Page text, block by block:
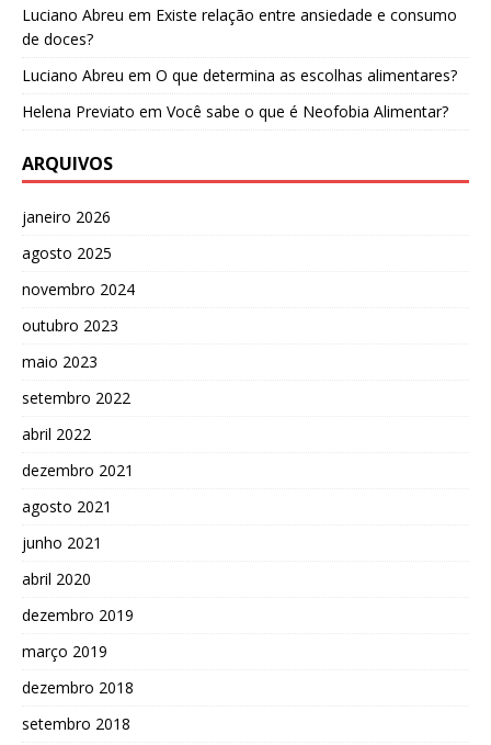
Luciano Abreu em Existe relação entre ansiedade e consumo
de doces?
Luciano Abreu em O que determina as escolhas alimentares?
Helena Previato em Você sabe o que é Neofobia Alimentar?
ARQUIVOS
janeiro 2026
agosto 2025
novembro 2024
outubro 2023
maio 2023
setembro 2022
abril 2022
dezembro 2021
agosto 2021
junho 2021
abril 2020
dezembro 2019
março 2019
dezembro 2018
setembro 2018